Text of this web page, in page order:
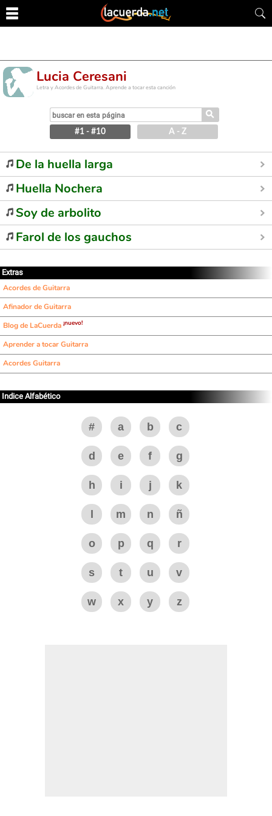
Lucia Ceresani
Letra y Acordes de Guitarra. Aprende a tocar esta canción
⚲
#1 - #10 A - Z
De la huella larga
Huella Nochera
Soy de arbolito
Farol de los gauchos
Extras
Acordes de Guitarra
Afinador de Guitarra
Blog de LaCuerda ¡nuevo!
Aprender a tocar Guitarra
Acordes Guitarra
Indice Alfabético
# a b c
d e f g
h i j k
m n ñ
o p q r
s t u v
w x y z